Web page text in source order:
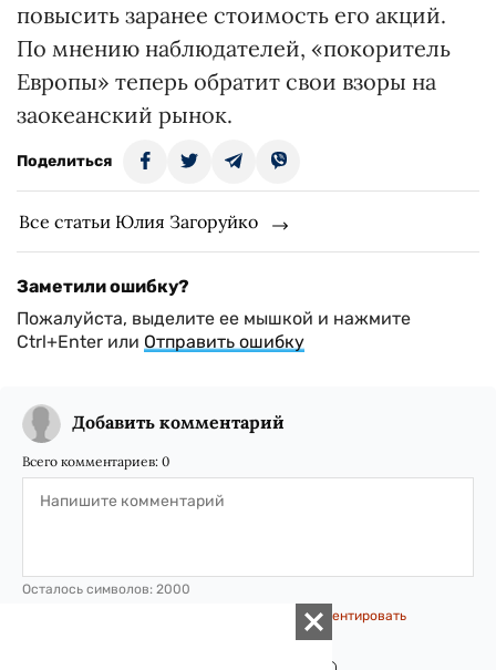
повысить заранее стоимость его акций.
По мнению наблюдателей, «покоритель
Европы» теперь обратит свои взоры на
заокеанский рынок.
Поделиться
Все статьи Юлия Загоруйко
Заметили ошибку?
Пожалуйста, выделите ее мышкой и нажмите
Ctrl+Enter или Отправить ошибку
Добавить комментарий
Всего комментариев: 0
Осталось символов: 2000
Авторизуйтесь, чтобы иметь возможность комментировать